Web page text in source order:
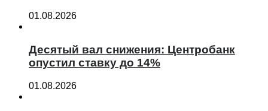
01.08.2026
Десятый вал снижения: Центробанк
опустил ставку до 14%
01.08.2026